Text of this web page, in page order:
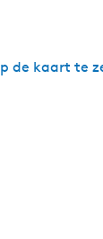
de kaart te